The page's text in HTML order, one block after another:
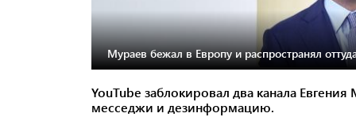
Мураев бежал в Европу и распространял
YouTube заблокировал два канала
месседжи и дезинформацию.